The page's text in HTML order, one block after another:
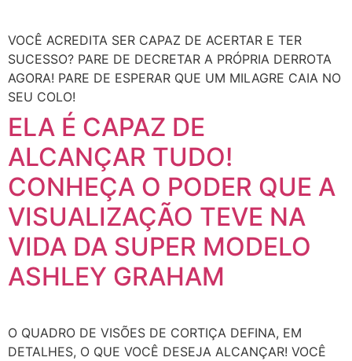
VOCÊ ACREDITA SER CAPAZ DE ACERTAR E TER
SUCESSO? PARE DE DECRETAR A PRÓPRIA DERROTA
AGORA! PARE DE ESPERAR QUE UM MILAGRE CAIA NO
SEU COLO!
ELA É CAPAZ DE
ALCANÇAR TUDO!
CONHEÇA O PODER QUE A
VISUALIZAÇÃO TEVE NA
VIDA DA SUPER MODELO
ASHLEY GRAHAM
O QUADRO DE VISÕES DE CORTIÇA DEFINA, EM
DETALHES, O QUE VOCÊ DESEJA ALCANÇAR! VOCÊ